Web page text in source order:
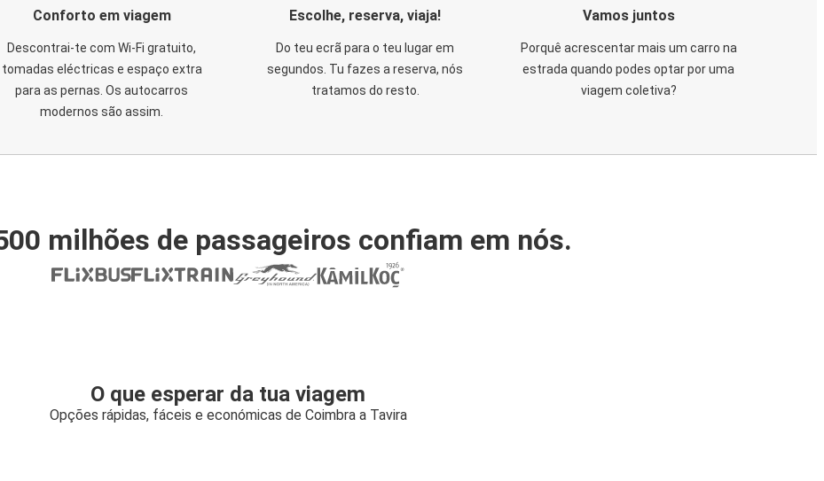
Conforto em viagem
Descontrai-te com Wi-Fi gratuito,
tomadas eléctricas e espaço extra
para as pernas. Os autocarros
modernos são assim.
Escolhe, reserva, viaja!
Do teu ecrã para o teu lugar em
segundos. Tu fazes a reserva, nós
tratamos do resto.
Vamos juntos
Porquê acrescentar mais um carro na
estrada quando podes optar por uma
viagem coletiva?
milhões de passageiros confiam em nós.
O que esperar da tua viagem
Opções rápidas, fáceis e económicas de Coimbra a Tavira